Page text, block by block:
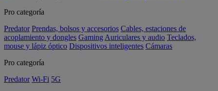
Pro categoría
Predator Prendas, bolsos y accesorios Cables, estaciones de
acoplamiento y dongles Gaming Auriculares y audio Teclados,
mouse y lápiz óptico Dispositivos inteligentes Cámaras
Pro categoría
Predator Wi-Fi 5G